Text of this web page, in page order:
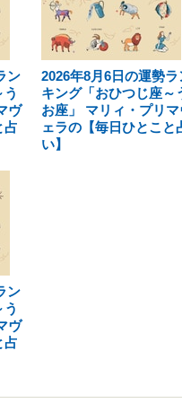
ン
ヴ
占
2026年8月6日の運勢ラ
キング「おひつじ座～
お座」 マリィ・プリマ
ェラの【毎日ひとこと
い】
ン
ヴ
占